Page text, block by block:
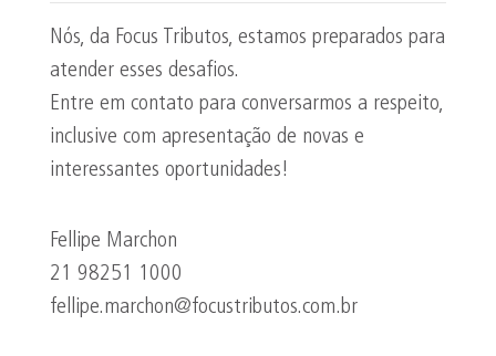
Nós, da Focus Tributos, estamos preparados para
atender esses desafios.
Entre em contato para conversarmos a respeito,
inclusive com apresentação de novas e
interessantes oportunidades!
Fellipe Marchon
21 98251 1000
fellipe.marchon@focustributos.com.br